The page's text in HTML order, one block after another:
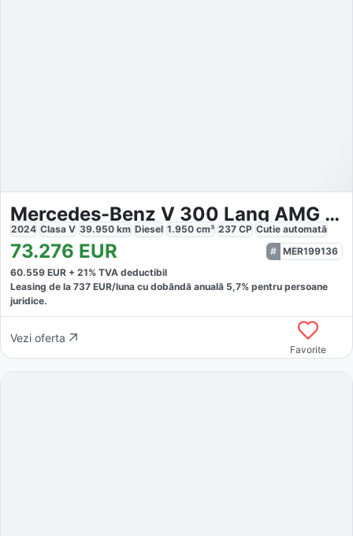
Mercedes-Benz V 300 Lang AMG Allrad AHK 2.5t Panorama
2024 Clasa V 39.950 km Diesel 1.950 cm³ 237 CP Cutie automată
73.276 EUR
MER199136
60.559 EUR + 21% TVA deductibil
Leasing de la 737 EUR/luna cu dobăndă anuală 5,7% pentru persoane
juridice.
Vezi oferta
Favorite